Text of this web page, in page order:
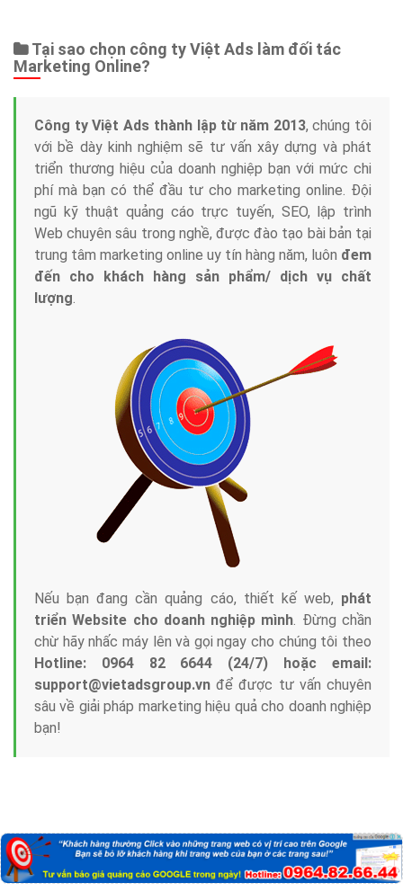
Tại sao chọn công ty Việt Ads làm đối tác
Marketing Online?
Công ty Việt Ads thành lập từ năm 2013, chúng tôi
với bề dày kinh nghiệm sẽ tư vấn xây dựng và phát
triển thương hiệu của doanh nghiệp bạn với mức chi
phí mà bạn có thể đầu tư cho marketing online. Đội
ngũ kỹ thuật quảng cáo trực tuyến, SEO, lập trình
Web chuyên sâu trong nghề, được đào tạo bài bản tại
trung tâm marketing online uy tín hàng năm, luôn đem
đến cho khách hàng sản phẩm/ dịch vụ chất
lượng.
Nếu bạn đang cần quảng cáo, thiết kế web, phát
triển Website cho doanh nghiệp mình. Đừng chần
chừ hãy nhấc máy lên và gọi ngay cho chúng tôi theo
Hotline: 0964 82 6644 (24/7) hoặc email:
support@vietadsgroup.vn để được tư vấn chuyên
sâu về giải pháp marketing hiệu quả cho doanh nghiệp
bạn!